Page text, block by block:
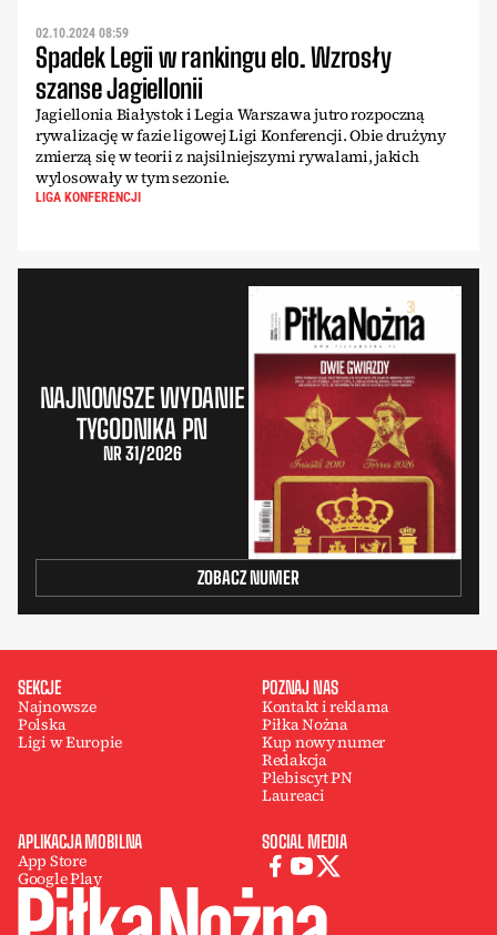
02.10.2024 08:59
Spadek Legii w rankingu elo. Wzrosły
szanse Jagiellonii
Jagiellonia Białystok i Legia Warszawa jutro rozpoczną
rywalizację w fazie ligowej Ligi Konferencji. Obie drużyny
zmierzą się w teorii z najsilniejszymi rywalami, jakich
wylosowały w tym sezonie.
LIGA KONFERENCJI
NAJNOWSZE WYDANIE
TYGODNIKA PN
NR 31/2026
ZOBACZ NUMER
SEKCJE
Najnowsze
Polska
Ligi w Europie
POZNAJ NAS
Kontakt i reklama
Piłka Nożna
Kup nowy numer
Redakcja
Plebiscyt PN
Laureaci
APLIKACJA MOBILNA
App Store
Google Play
SOCIAL MEDIA